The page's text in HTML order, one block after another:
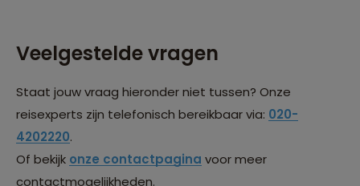
Veelgestelde vragen
Staat jouw vraag hieronder niet tussen? Onze
reisexperts zijn telefonisch bereikbaar via: 020-
4202220.
Of bekijk onze contactpagina voor meer
contactmogelijkheden.